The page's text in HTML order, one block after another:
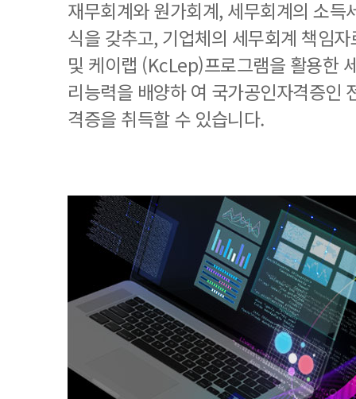
재무회계와 원가회계, 세무회계의 소득
식을 갖추고, 기업체의 세무회계 책임
및 케이랩 (KcLep)프로그램을 활용한
리능력을 배양하 여 국가공인자격증인
격증을 취득할 수 있습니다.